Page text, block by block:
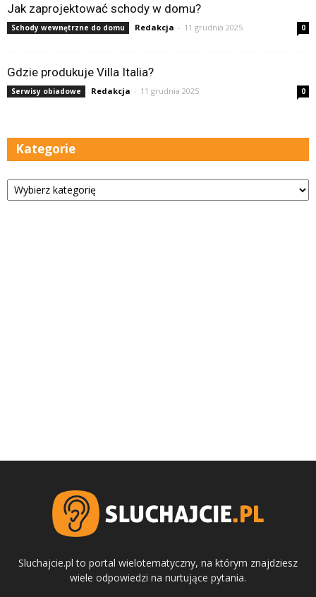
Jak zaprojektować schody w domu?
Schody wewnętrzne do domu Redakcja - 11 grudnia 2025 0
Gdzie produkuje Villa Italia?
Serwisy obiadowe Redakcja - 11 grudnia 2025 0
Kategorie
Kategorie
Sluchajcie.pl to portal wielotematyczny, na którym znajdziesz
wiele odpowiedzi na nurtujące pytania.